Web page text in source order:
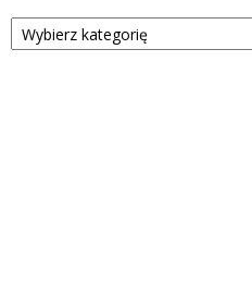
Kategorie